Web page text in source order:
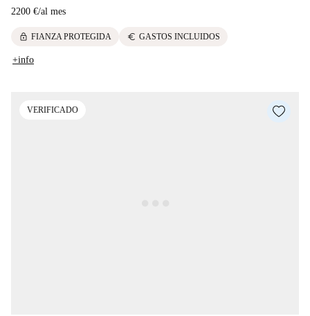
2200 €/al mes
lock FIANZA PROTEGIDA euro GASTOS INCLUIDOS
+info
VERIFICADO